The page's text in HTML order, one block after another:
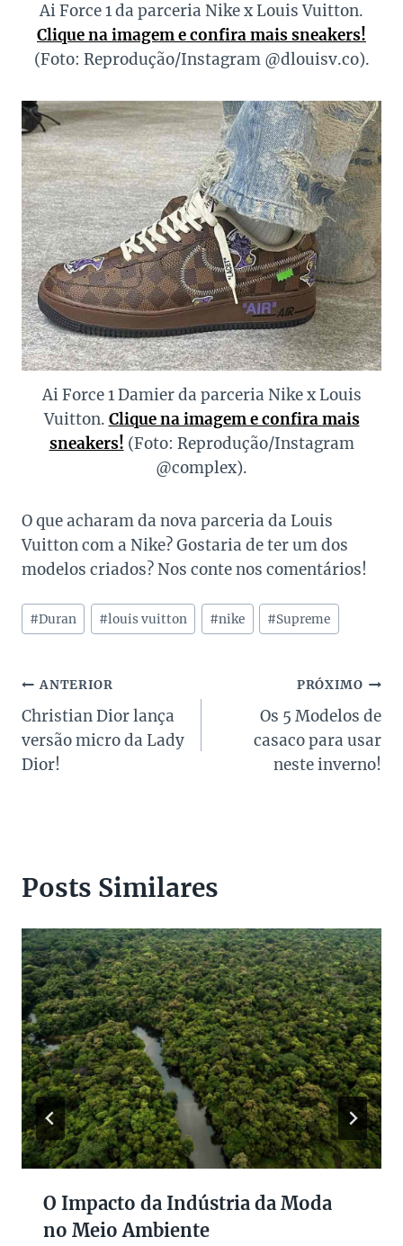
Ai Force 1 da parceria Nike x Louis Vuitton.
Clique na imagem e confira mais sneakers!
(Foto: Reprodução/Instagram @dlouisv.co).
Ai Force 1 Damier da parceria Nike x Louis
Vuitton. Clique na imagem e confira mais
sneakers! (Foto: Reprodução/Instagram
@complex).
O que acharam da nova parceria da Louis
Vuitton com a Nike? Gostaria de ter um dos
modelos criados? Nos conte nos comentários!
Tags
do
#Duran #louis vuitton #nike #Supreme
Navegação
de
Post
ANTERIOR
Christian Dior lança
versão micro da Lady
Dior!
PRÓXIMO
Os 5 Modelos de
casaco para usar
neste inverno!
Posts Similares
O Impacto da Indústria da Moda
no Meio Ambiente